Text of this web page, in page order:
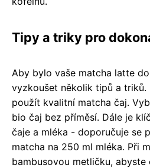
Tipy a triky pro
Aby bylo vaše matcha latte
vyzkoušet několik tipů a triků.
použít kvalitní matcha čaj.
bio čaj bez příměsí. Dále je
čaje a mléka - doporučuje se
matcha na 250 ml mléka. Při
bambusovou metličku, abyste